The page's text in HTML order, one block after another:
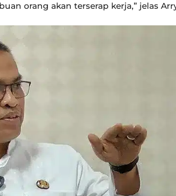
orang akan terserap kerja,” jelas